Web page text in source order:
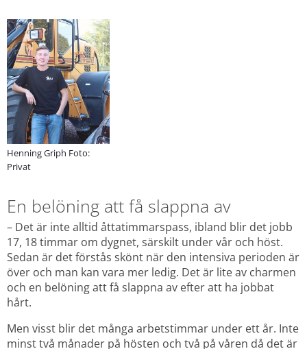
Henning Griph Foto:
Privat
En belöning att få slappna av
– Det är inte alltid åttatimmarspass, ibland blir det jobb
17, 18 timmar om dygnet, särskilt under vår och höst.
Sedan är det förstås skönt när den intensiva perioden är
över och man kan vara mer ledig. Det är lite av charmen
och en belöning att få slappna av efter att ha jobbat
hårt.
Men visst blir det många arbetstimmar under ett år. Inte
minst två månader på hösten och två på våren då det är